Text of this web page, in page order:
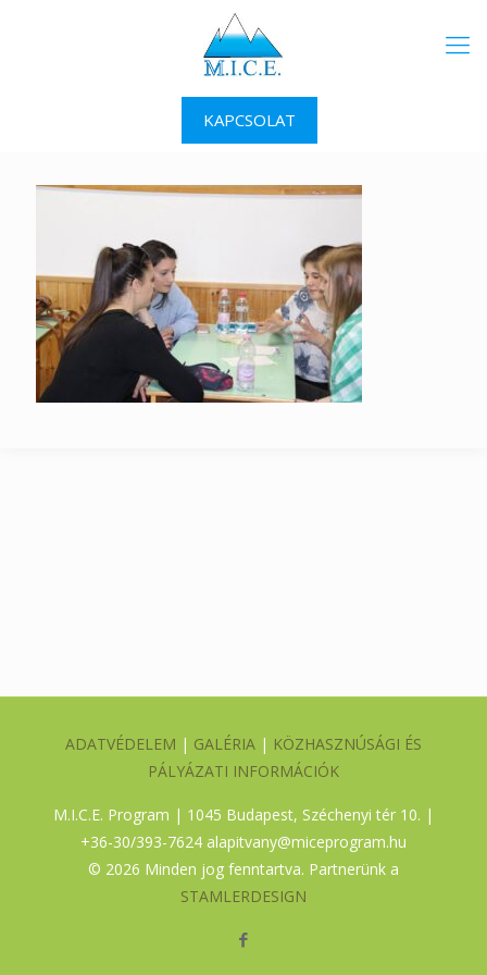
KAPCSOLAT
ADATVÉDELEM | GALÉRIA | KÖZHASZNÚSÁGI ÉS
PÁLYÁZATI INFORMÁCIÓK
M.I.C.E. Program | 1045 Budapest, Széchenyi tér 10. |
+36-30/393-7624 alapitvany@miceprogram.hu
© 2026 Minden jog fenntartva. Partnerünk a
STAMLERDESIGN